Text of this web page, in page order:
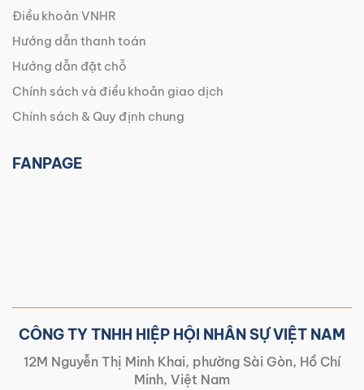
Điều khoản VNHR
Hướng dẫn thanh toán
Hướng dẫn đặt chỗ
Chính sách và điều khoản giao dịch
Chính sách & Quy định chung
FANPAGE
CÔNG TY TNHH HIỆP HỘI NHÂN SỰ VIỆT NAM
12M Nguyễn Thị Minh Khai, phường Sài Gòn, Hồ Chí
Minh, Việt Nam